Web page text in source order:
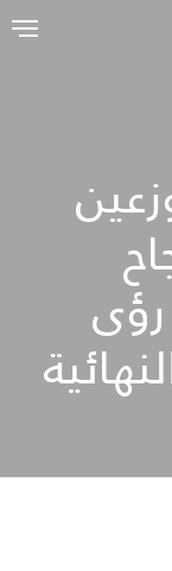
تنفيذ أنظمة ERP رؤى